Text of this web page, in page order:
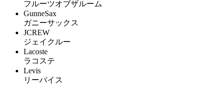
フルーツオブザルーム
GunneSax
ガニーサックス
JCREW
ジェイクルー
Lacoste
ラコステ
Levis
リーバイス